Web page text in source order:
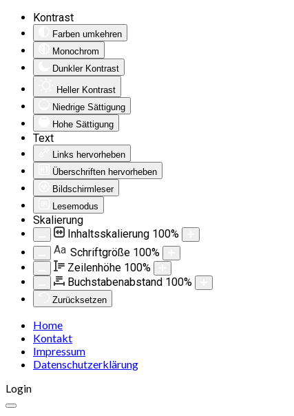
Kontrast
Farben umkehren
Monochrom
Dunkler Kontrast
Heller Kontrast
Niedrige Sättigung
Hohe Sättigung
Text
Links hervorheben
Überschriften hervorheben
Bildschirmleser
Lesemodus
Skalierung
Inhaltsskalierung 100%
Aa Schriftgröße 100%
Zeilenhöhe 100%
Buchstabenabstand 100%
Zurücksetzen
Home
Kontakt
Impressum
Datenschutzerklärung
Login